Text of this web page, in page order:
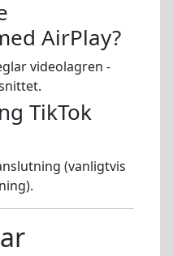
AirPlay?
videolagren -
TikTok
(vanligtvis